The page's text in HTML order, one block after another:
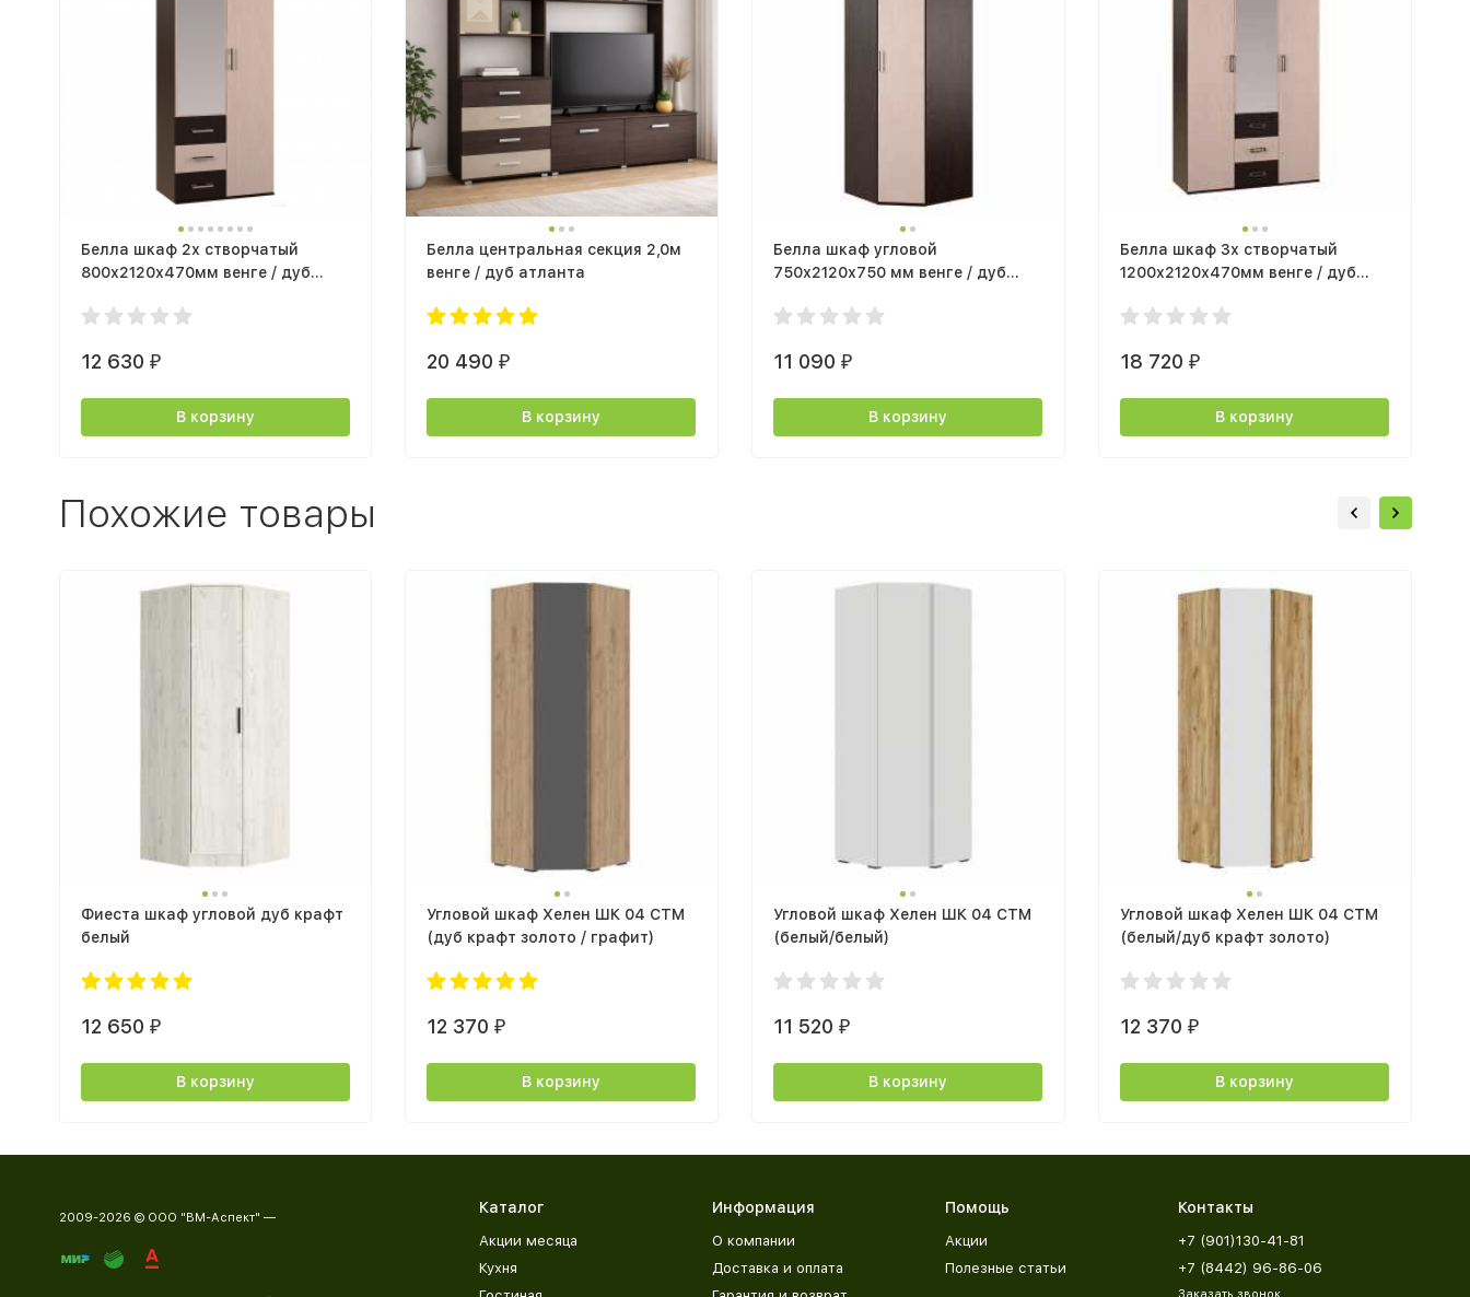
Белла шкаф 2х створчатый
800х2120х470мм венге / дуб
12 630 ₽
В корзину
Белла центральная секция 2,0м
венге / дуб атланта
20 490₽
В корзину
Белла шкаф угловой
750х2120х750 мм венге / дуб
11 090 ₽
В корзину
Белла шкаф 3х створчатый
1200х2120х470мм венге / дуб
18 720 ₽
В корзину
Похожие товары
Фиеста шкаф угловой дуб крафт
белый
12 650 ₽
В корзину
Угловой шкаф Хелен ШК 04 СТМ
(дуб крафт золото / графит)
12 370₽
В корзину
Угловой шкаф Хелен ШК 04 СТМ
(белый/белый)
11 520 ₽
В корзину
Угловой шкаф Хелен ШК 04 СТМ
(белый/дуб крафт золото)
12 370 ₽
В корзину
2009-2026 © ООО "ВМ-Аспект" —
Каталог
Акции месяца
Кухня
Информация
О компании
Доставка и оплата
Помощь
Акции
Полезные статьи
Контакты
+7 (901)130-41-81
+7 (8442) 96-86-06